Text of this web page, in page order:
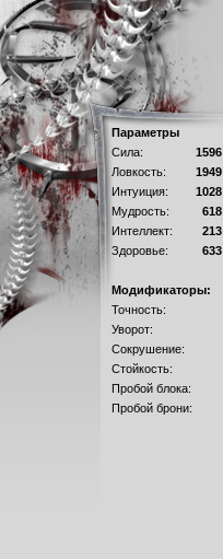
Параметры
Сила:
1596
Ловкость:
1949
Интуиция:
1028
Мудрость:
618
Интеллект:
213
Здоровье:
633
Модификаторы:
Точность:
Уворот:
Сокрушение:
Стойкость:
Пробой блока:
Пробой брони: